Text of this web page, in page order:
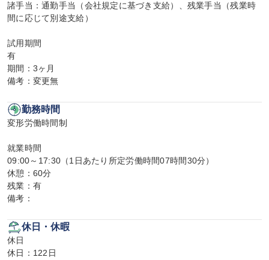
諸手当：通勤手当（会社規定に基づき支給）、残業手当（残業時
間に応じて別途支給）
試用期間
有
期間：3ヶ月
備考：変更無
勤務時間
変形労働時間制
就業時間
09:00～17:30（1日あたり所定労働時間07時間30分）
休憩：60分
残業：有
備考：
休日・休暇
休日
休日：122日